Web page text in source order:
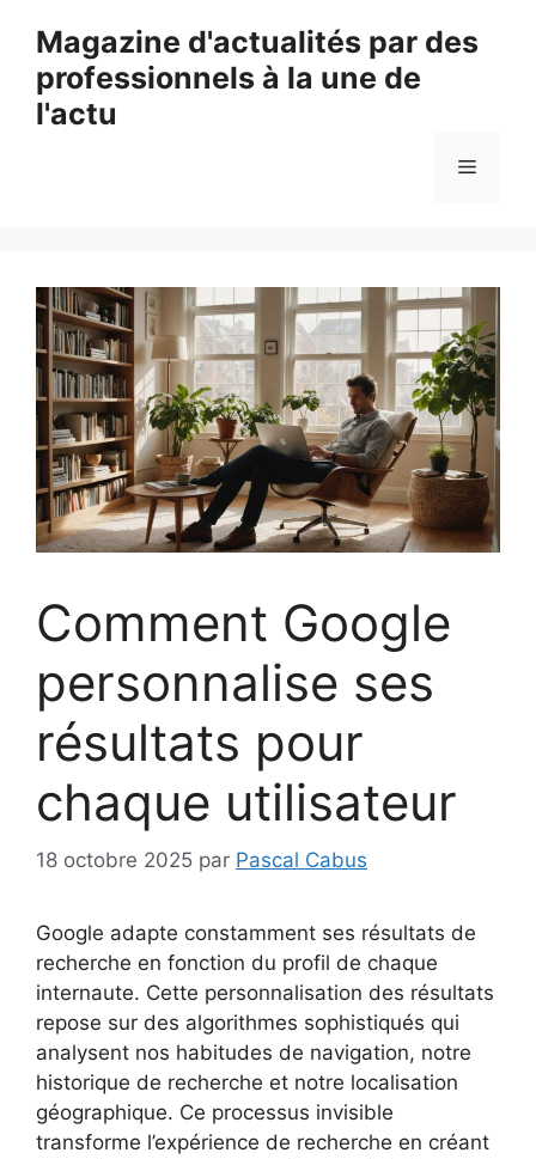
contenu
Magazine d'actualités par des
professionnels à la une de
l'actu
Menu
Comment Google
personnalise ses
résultats pour
chaque utilisateur
18 octobre 2025 par Pascal Cabus
Google adapte constamment ses résultats de
recherche en fonction du profil de chaque
internaute. Cette personnalisation des résultats
repose sur des algorithmes sophistiqués qui
analysent nos habitudes de navigation, notre
historique de recherche et notre localisation
géographique. Ce processus invisible
transforme l’expérience de recherche en créant